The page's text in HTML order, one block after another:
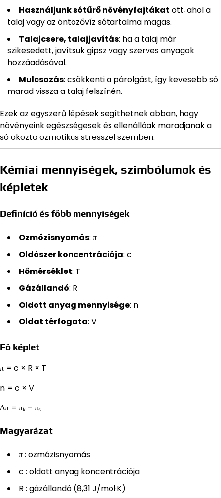
Használjunk sótűrő növényfajtákat ott, ahol a
talaj vagy az öntözővíz sótartalma magas.
Talajcsere, talajjavítás: ha a talaj már
szikesedett, javítsuk gipsz vagy szerves anyagok
hozzáadásával.
Mulcsozás: csökkenti a párolgást, így kevesebb só
marad vissza a talaj felszínén.
Ezek az egyszerű lépések segíthetnek abban, hogy
növényeink egészségesek és ellenállóak maradjanak a
só okozta ozmotikus stresszel szemben.
Kémiai mennyiségek, szimbólumok és
képletek
Definíció és főbb mennyiségek
Ozmózisnyomás: π
Oldószer koncentrációja: c
Hőmérséklet: T
Gázállandó: R
Oldott anyag mennyisége: n
Oldat térfogata: V
Fő képlet
π = c × R × T
n = c × V
Δπ = πₖ – πₛ
Magyarázat
π : ozmózisnyomás
c : oldott anyag koncentrációja
R : gázállandó (8,31 J/mol·K)